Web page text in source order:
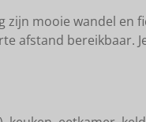
zijn mooie wandel en
afstand bereikbaar.